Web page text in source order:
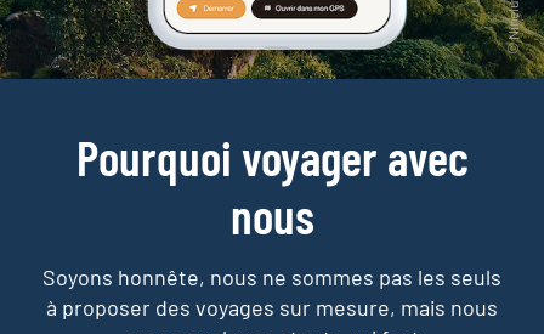
Pourquoi voyager avec
nous
Soyons honnête, nous ne sommes pas les seuls
à proposer des voyages sur mesure, mais nous